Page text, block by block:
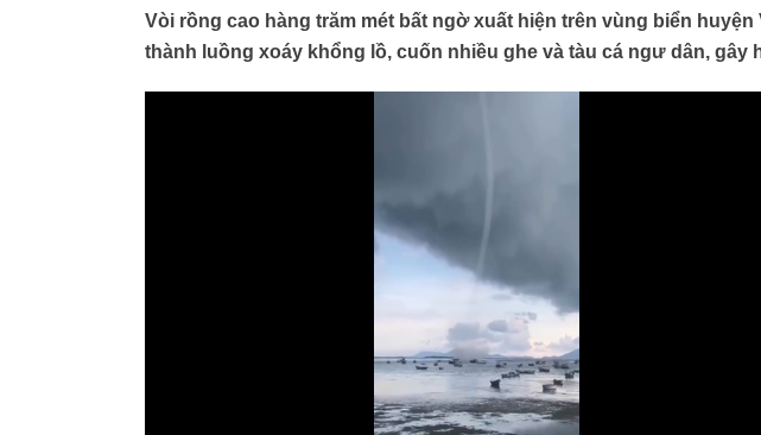
Vòi rồng cao hàng trăm mét bất ngờ xuất hiện trên vùng biển huyện
thành luồng xoáy khổng lồ, cuốn nhiều ghe và tàu cá ngư dân, gây